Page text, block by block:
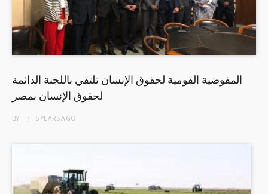
المفوضية القومية لحقوق الإنسان تلتقي باللجنة الدائمة
لحقوق الإنسان بمصر
BY 5 YEARSAGO